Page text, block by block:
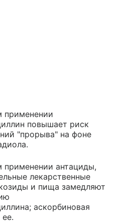
применении
повышает риск
"прорыва" на фоне
антациды,
лекарственные
и пища замедляют
аскорбиновая